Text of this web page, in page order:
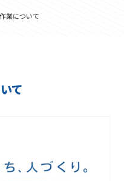
業について
て